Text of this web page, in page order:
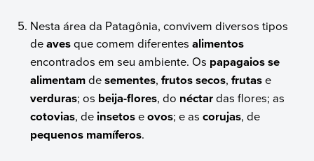
Nesta área da Patagônia, convivem diversos tipos
deavesque comem diferentesalimentos
encontrados em seu ambiente. Os papagaios se
alimentamdesementes,frutos secos, frutase
verduras; os beija-flores, do néctardas flores; as
cotovias, de insetoseovos; e ascorujas, de
pequenos mamíferos.